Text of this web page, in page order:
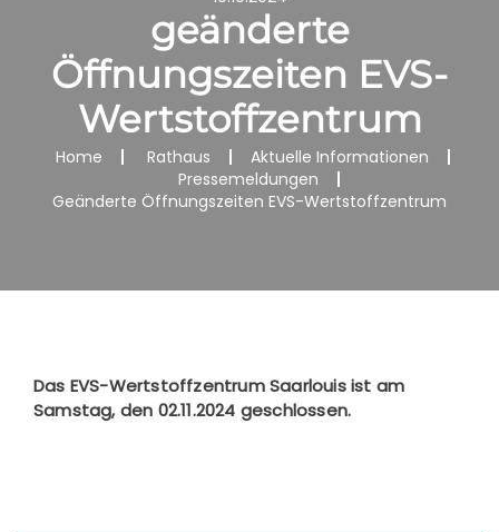
geänderte
Öffnungszeiten EVS-
Wertstoffzentrum
Home Rathaus
Aktuelle Informationen
Pressemeldungen
Geänderte Öffnungszeiten EVS-Wertstoffzentrum
Das EVS-Wertstoffzentrum Saarlouis ist am
Samstag, den 02.11.2024 geschlossen.